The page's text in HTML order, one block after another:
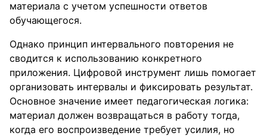
материала с учетом успешности ответов
обучающегося.
Однако принцип интервального повторения не
сводится к использованию конкретного
приложения. Цифровой инструмент лишь помогает
организовать интервалы и фиксировать результат.
Основное значение имеет педагогическая логика:
материал должен возвращаться в работу тогда,
когда его воспроизведение требует усилия, но